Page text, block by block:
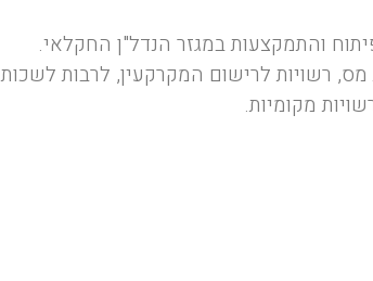
והתמקצעות במגזר הנדל"ן החקלאי.
מס, רשויות לרישום המקרקעין, לרבות לשכות
מקומיות.